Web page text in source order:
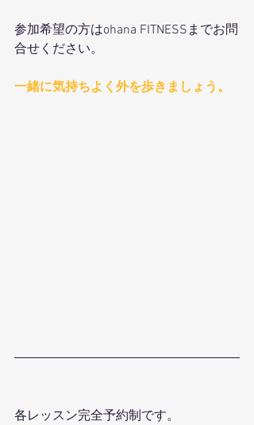
参加希望の方はohana FITNESSまでお問
合せください。
一緒に気持ちよく外を歩きましょう。
各レッスン完全予約制です。